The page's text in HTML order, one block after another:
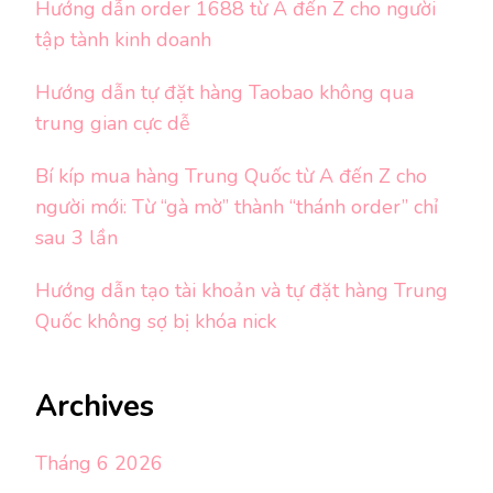
Hướng dẫn order 1688 từ A đến Z cho người
tập tành kinh doanh
Hướng dẫn tự đặt hàng Taobao không qua
trung gian cực dễ
Bí kíp mua hàng Trung Quốc từ A đến Z cho
người mới: Từ “gà mờ” thành “thánh order” chỉ
sau 3 lần
Hướng dẫn tạo tài khoản và tự đặt hàng Trung
Quốc không sợ bị khóa nick
Archives
Tháng 6 2026